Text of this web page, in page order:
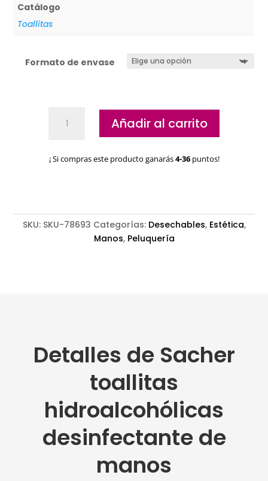
Catálogo
Toallitas
Formato de envase
toallitas
hidroalcohólicas
desinfectante
Añadir al carrito
¡ Si compras este producto ganarás4-36puntos!
SKU: SKU-78693 Categorías: Desechables, Estética,
Manos, Peluquería
Detalles de Sacher
toallitas
hidroalcohólicas
desinfectante de
manos